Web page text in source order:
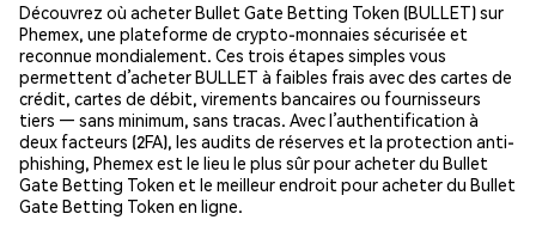
Découvrez où acheter Bullet Gate Betting Token (BULLET) sur
Phemex, une plateforme de crypto-monnaies sécurisée et
reconnue mondialement. Ces trois étapes simples vous
permettent d’acheter BULLET à faibles frais avec des cartes de
crédit, cartes de débit, virements bancaires ou fournisseurs
tiers — sans minimum, sans tracas. Avec l’authentification à
deux facteurs (2FA), les audits de réserves et la protection anti-
phishing, Phemex est le lieu le plus sûr pour acheter du Bullet
Gate Betting Token et le meilleur endroit pour acheter du Bullet
Gate Betting Token en ligne.